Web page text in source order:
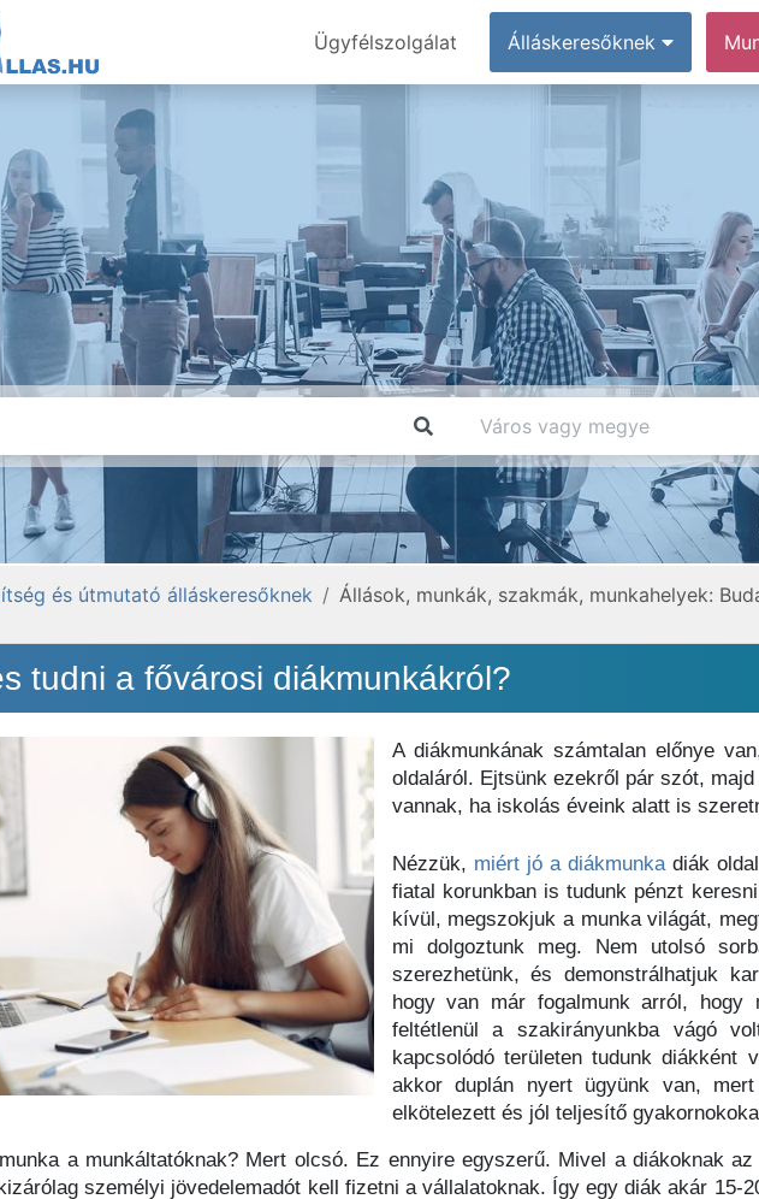
Ügyfélszolgálat Álláskeresőknek
és útmutató álláskeresőknek Állások, munkák, szakmák, munkahelyek:
tudni a fővárosi diákmunkákról?
A diákmunkának számtalan előnye
oldaláról. Ejtsünk ezekről pár szót,
vannak, ha iskolás éveink alatt is
Nézzük, miért jó a diákmunkadiák
fiatal korunkban is tudunk pénzt
kívül, megszokjuk a munka világát,
mi dolgoztunk meg. Nem utolsó
szerezhetünk, és demonstrálhatjuk
hogy van már fogalmunk arról,
feltétlenül a szakirányunkba vágó
kapcsolódó területen tudunk diákként
akkor duplán nyert ügyünk van,
elkötelezett és jól teljesítő
a munkáltatóknak? Mert olcsó. Ez ennyire egyszerű. Mivel a diákoknak
személyi jövedelemadót kell fizetni a vállalatoknak. Így egy diák akár 15-